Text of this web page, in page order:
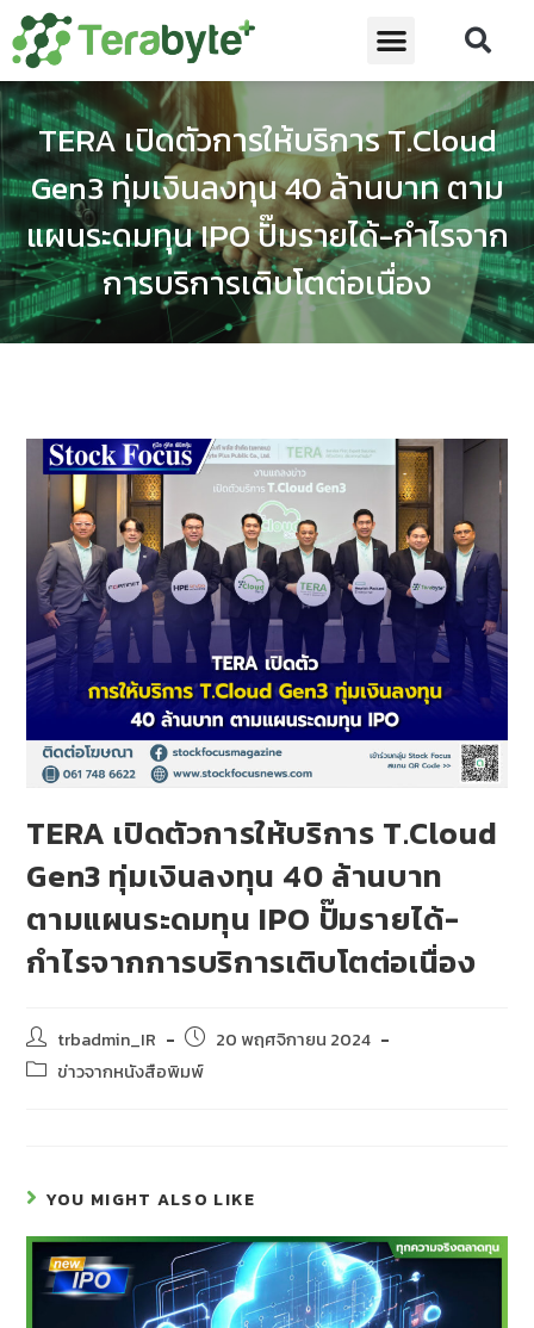
TERA เปิดตัวการให้บริการ T.Cloud
Gen3 ทุ่มเงินลงทุน 40 ล้านบาท ตาม
แผนระดมทุน IPO ปั๊มรายได้-กำไรจาก
การบริการเติบโตต่อเนื่อง
TERA เปิดตัวการให้บริการ T.Cloud
Gen3 ทุ่มเงินลงทุน 40 ล้านบาท
ตามแผนระดมทุน IPO ปั๊มรายได้-
กำไรจากการบริการเติบโตต่อเนื่อง
trbadmin_IR
20 พฤศจิกายน 2024
ข่าวจากหนังสือพิมพ์
YOU MIGHT ALSO LIKE